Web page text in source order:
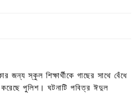
জন্য স্কুল শিক্ষার্থীকে গাছের সাথে বেঁধে
পুলিশ। ঘটনাটি পবিত্র ঈদুল